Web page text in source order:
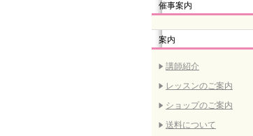
催事案内
案内
講師紹介
レッスンのご案内
ショップのご案内
送料について